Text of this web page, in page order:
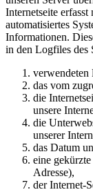
Internetseite
automatisiertes
Informationen.
in den Logfiles des
verwendeten
das vom
die
unsere
die
unserer
das Datum
eine
Adresse),
der Internet-